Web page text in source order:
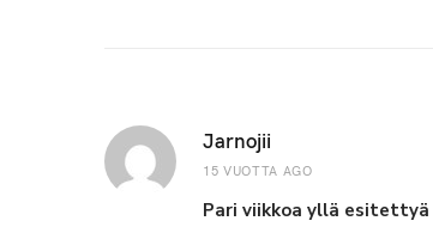
Jarnojii
15 VUOTTA AGO
Pari viikkoa yllä esitettyä